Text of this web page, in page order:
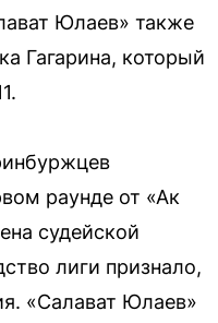
Юлаев» также
Гагарина, который
раунде от «Ак
судейской
лиги признало,
«Салават Юлаев»